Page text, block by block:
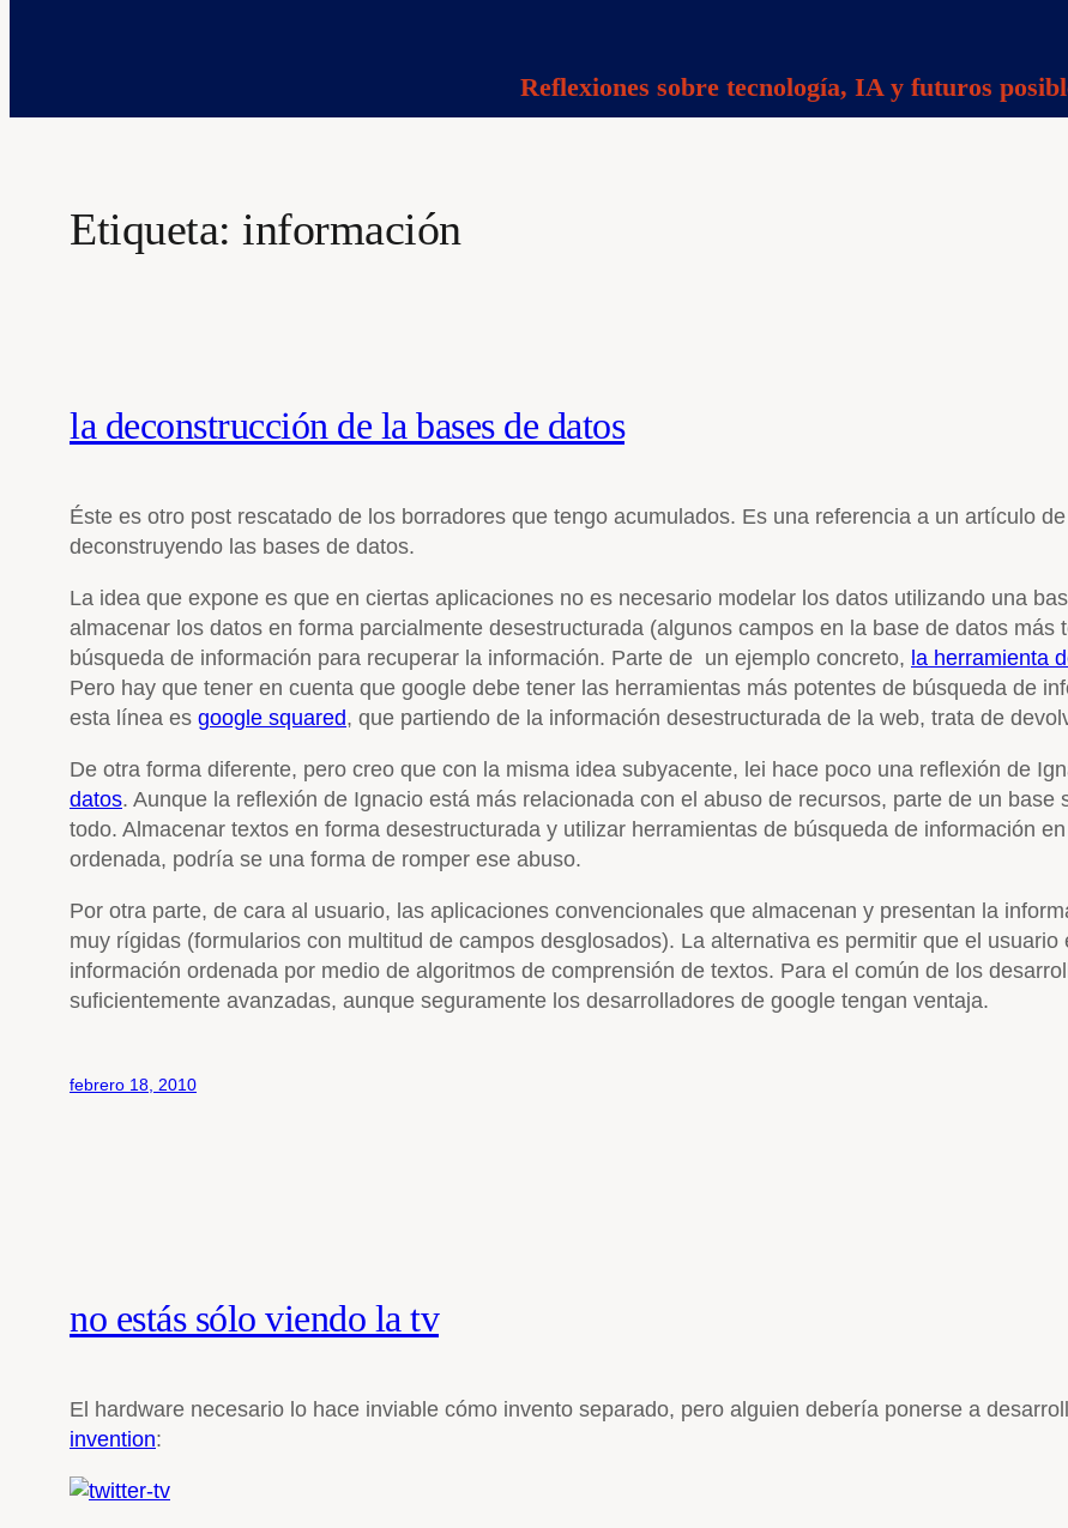
Reflexiones sobre tecnología, IA y futuros
Etiqueta: información
la deconstrucción de la bases de datos
Éste es otro post rescatado de los borradores que tengo acumulados. Es una referencia a un artículo
deconstruyendo las bases de datos.
La idea que expone es que en ciertas aplicaciones no es necesario modelar los datos utilizando una
almacenar los datos en forma parcialmente desestructurada (algunos campos en la base de datos
búsqueda de información para recuperar la información. Parte de un ejemplo concreto, la herramienta
Pero hay que tener en cuenta que google debe tener las herramientas más potentes de búsqueda de
esta línea es google squared, que partiendo de la información desestructurada de la web, trata de
De otra forma diferente, pero creo que con la misma idea subyacente, lei hace poco una reflexión de
datos. Aunque la reflexión de Ignacio está más relacionada con el abuso de recursos, parte de un
todo. Almacenar textos en forma desestructurada y utilizar herramientas de búsqueda de información
ordenada, podría se una forma de romper ese abuso.
Por otra parte, de cara al usuario, las aplicaciones convencionales que almacenan y presentan la
muy rígidas (formularios con multitud de campos desglosados). La alternativa es permitir que el
información ordenada por medio de algoritmos de comprensión de textos. Para el común de los
suficientemente avanzadas, aunque seguramente los desarrolladores de google tengan ventaja.
febrero 18, 2010
no estás sólo viendo la tv
El hardware necesario lo hace inviable cómo invento separado, pero alguien debería ponerse a
invention: